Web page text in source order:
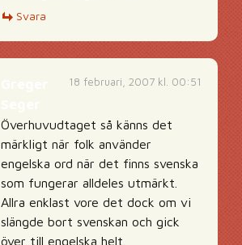
Svara
18 februari, 2007 kl. 00:51
Överhuvudtaget så känns det
märkligt när folk använder
engelska ord när det finns svenska
som fungerar alldeles utmärkt.
Allra enklast vore det dock om vi
slängde bort svenskan och gick
över till engelska helt.